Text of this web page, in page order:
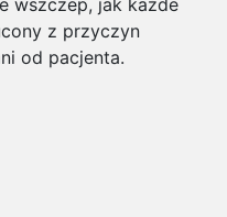
wszczep, jak każde
z przyczyn
od pacjenta.